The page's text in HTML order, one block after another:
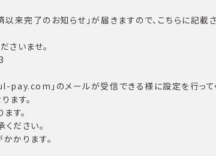
完了のお知らせ」が届きますので、こちらに記載
さいませ。
」のメールが受信できる様に設定を行って
ます。
す。
ださい。
かります。